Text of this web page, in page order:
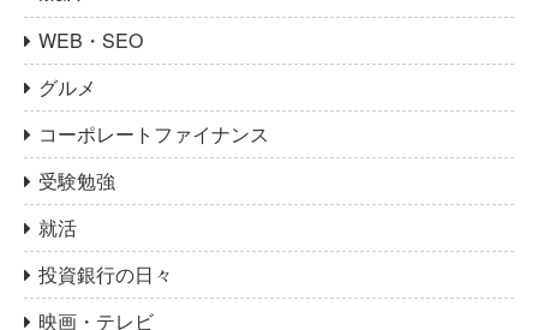
WEB・SEO
グルメ
コーポレートファイナンス
受験勉強
就活
投資銀行の日々
映画・テレビ